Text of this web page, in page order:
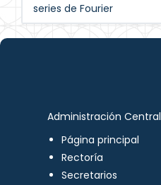
series de Fourier
Administración Central
Página principal
Rectoría
Secretarios